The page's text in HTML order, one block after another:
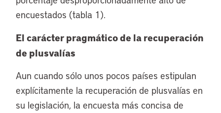
encuestados (tabla 1).
El carácter pragmático de la recuperación
de plusvalías
Aun cuando sólo unos pocos países estipulan
explícitamente la recuperación de plusvalías en
su legislación, la encuesta más concisa de